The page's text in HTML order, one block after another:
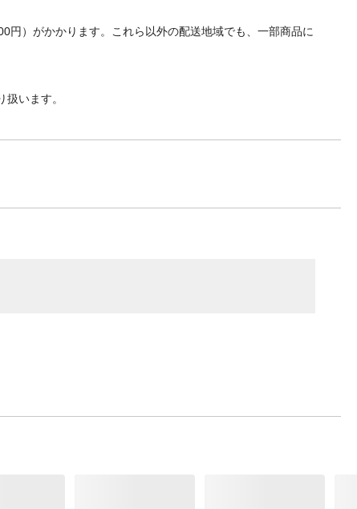
）がかかります。これら以外の配送地域でも、一部商品に
います。